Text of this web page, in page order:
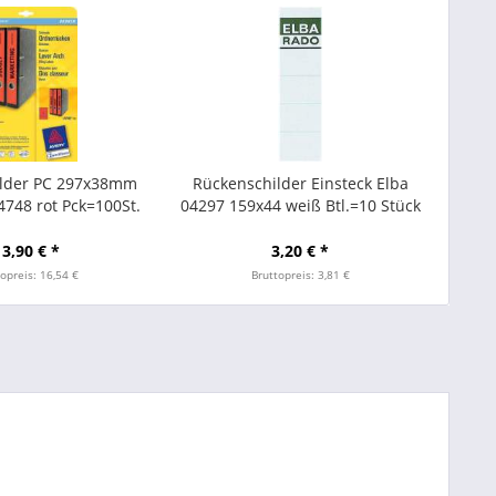
PC 297x38mm
rot Pck=100St.
€ *
16,54 €
Rückenschilder Einsteck Elba
04297 159x44 weiß Btl.=10 Stück
3,20 € *
Bruttopreis: 3,81 €